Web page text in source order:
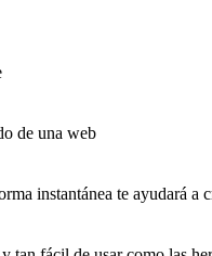
de una web
instantánea te ayudará a